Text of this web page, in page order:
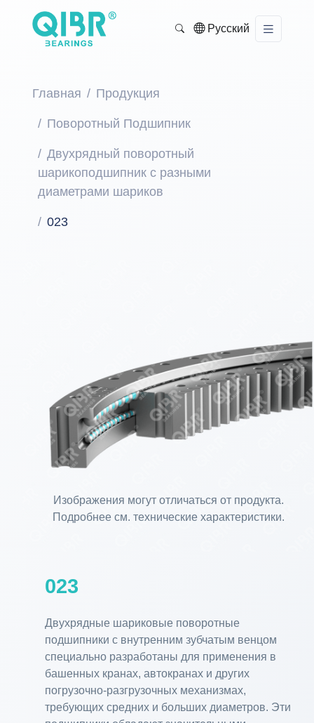
Русский
Главная Продукция
Поворотный Подшипник
Двухрядный поворотный
шарикоподшипник с разными
диаметрами шариков
023
Изображения могут отличаться от продукта.
Подробнее см. технические характеристики.
023
Двухрядные шариковые поворотные
подшипники с внутренним зубчатым венцом
специально разработаны для применения в
башенных кранах, автокранах и других
погрузочно-разгрузочных механизмах,
требующих средних и больших диаметров. Эти